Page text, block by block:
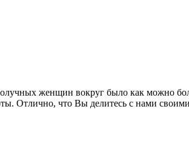
женщин вокруг было как можно
Отлично, что Вы делитесь с нами